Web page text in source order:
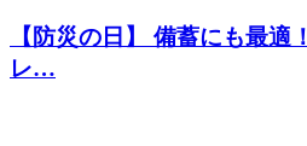
【防災の日】 備蓄にも最適
レ…